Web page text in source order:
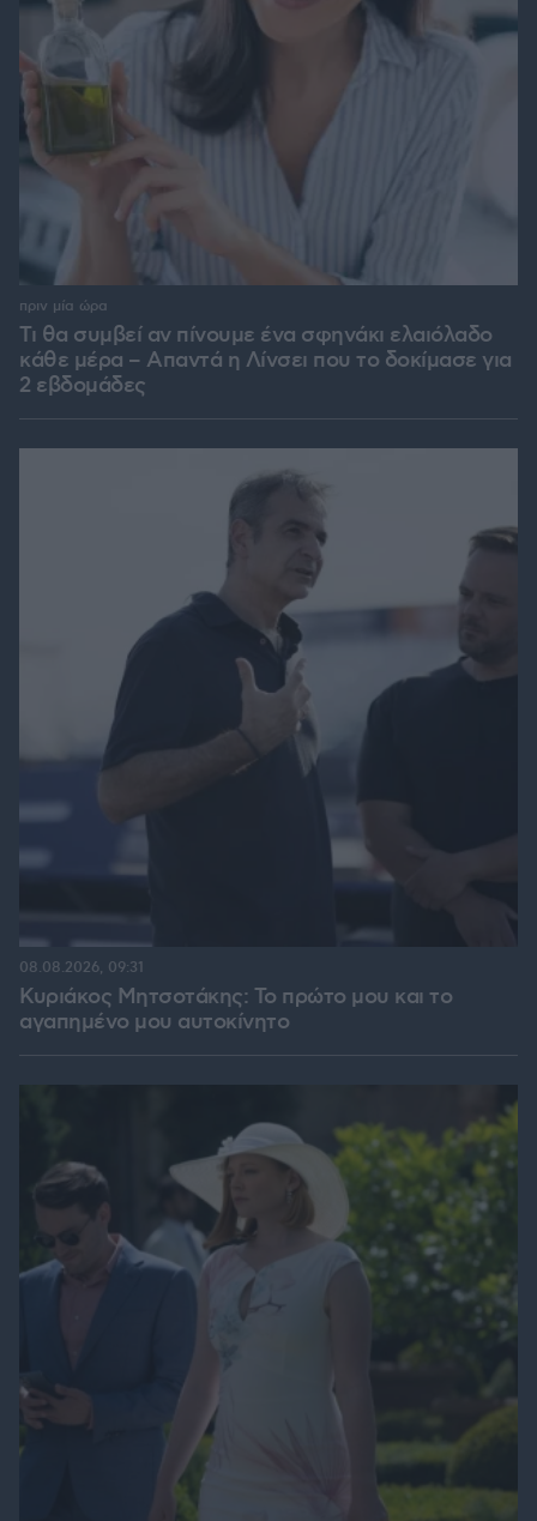
Τι θα συμβεί αν πίνουμε ένα σφηνάκι ελαιόλαδο
κάθε μέρα – Απαντά η Λίνσει που το δοκίμασε για
2 εβδομάδες
πριν μία ώρα
Κυριάκος Μητσοτάκης: Το πρώτο μου και το
αγαπημένο μου αυτοκίνητο
08.08.2026, 09:31